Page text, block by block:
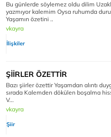
Bu günlerde söylemez oldu dilim
yazmıyor kalemim Oysa ruhumda
Yaşamın özetini ..
vkayra
İlişkiler
ŞİİRLER ÖZETTİR
Bazı şiirler özettir Yaşamdan alıntı
sırada Kalemden dökülen boşalma
V...
vkayra
Şiir